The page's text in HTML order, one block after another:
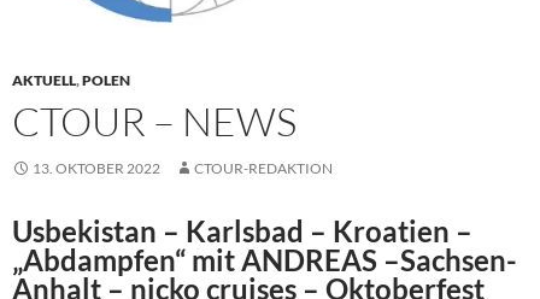
AKTUELL,POLEN
CTOUR – NEWS
13. OKTOBER 2022 CTOUR-REDAKTION
Usbekistan – Karlsbad – Kroatien –
„Abdampfen“ mit ANDREAS –Sachsen-
Anhalt – nicko cruises – Oktoberfest